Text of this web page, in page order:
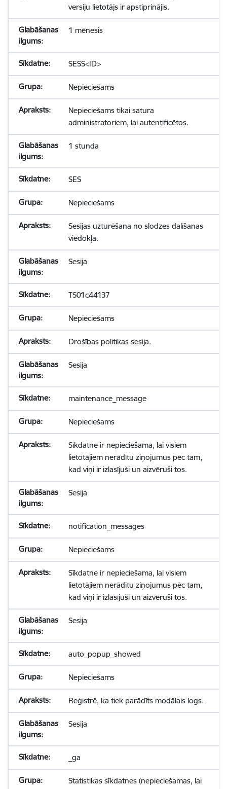
versiju lietotājs ir apstiprinājis.
1 mēnesis
SESS<ID>
Nepieciešams
Nepieciešams tikai satura
administratoriem, lai autentificētos.
1 stunda
SES
Nepieciešams
Sesijas uzturēšana no slodzes dalīšanas
viedokļa.
Sesija
TS01c44137
Nepieciešams
Drošības politikas sesija.
Sesija
maintenance_message
Nepieciešams
Sīkdatne ir nepieciešama, lai visiem
lietotājiem nerādītu ziņojumus pēc tam,
kad viņi ir izlasījuši un aizvēruši tos.
Sesija
notification_messages
Nepieciešams
Sīkdatne ir nepieciešama, lai visiem
lietotājiem nerādītu ziņojumus pēc tam,
kad viņi ir izlasījuši un aizvēruši tos.
Sesija
auto_popup_showed
Nepieciešams
Reģistrē, ka tiek parādīts modālais logs.
Sesija
_ga
Statistikas sīkdatnes (nepieciešamas, lai